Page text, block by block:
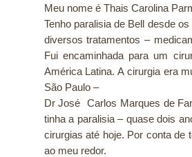
Meu nome é Thais Carolina
Tenho paralisia de Bell desde
diversos tratamentos –
Fui encaminhada para um
América Latina. A cirurgia era
São Paulo –
Dr José Carlos Marques de
tinha a paralisia – quase dois
cirurgias até hoje. Por conta
ao meu redor.